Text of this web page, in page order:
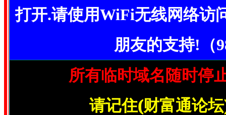
打开.请使用WiFi无线网络访
朋友的支持!（
所有临时域名随时停
请记住(财富通论